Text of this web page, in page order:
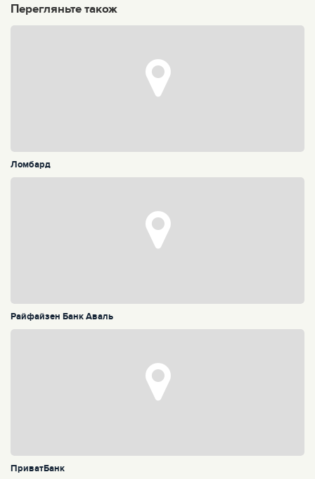
Перегляньте також
Ломбард
Райфайзен Банк Аваль
ПриватБанк